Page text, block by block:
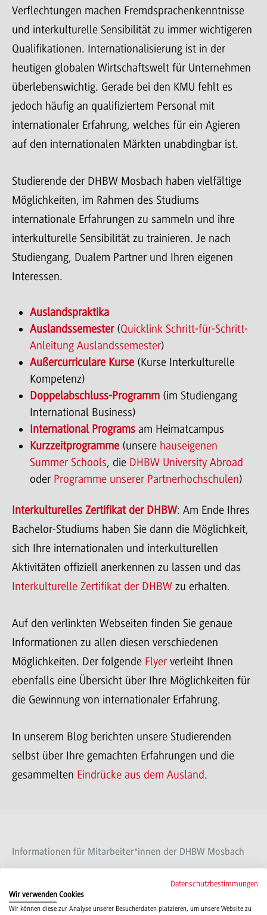
Verflechtungen machen Fremdsprachenkenntnisse
und interkulturelle Sensibilität zu immer wichtigeren
Qualifikationen. Internationalisierung ist in der
heutigen globalen Wirtschaftswelt für Unternehmen
überlebenswichtig. Gerade bei den KMU fehlt es
jedoch häufig an qualifiziertem Personal mit
internationaler Erfahrung, welches für ein Agieren
auf den internationalen Märkten unabdingbar ist.
Studierende der DHBW Mosbach haben vielfältige
Möglichkeiten, im Rahmen des Studiums
internationale Erfahrungen zu sammeln und ihre
interkulturelle Sensibilität zu trainieren. Je nach
Studiengang, Dualem Partner und Ihren eigenen
Interessen.
Auslandspraktika
Auslandssemester(Quicklink Schritt-für-Schritt-
Anleitung Auslandssemester)
Außercurriculare Kurse (Kurse Interkulturelle
Kompetenz)
Doppelabschluss-Programm (im Studiengang
International Business)
International Programs am Heimatcampus
Kurzzeitprogramme (unsere hauseigenen
Summer Schools, die DHBW University Abroad
oder Programme unserer Partnerhochschulen)
Interkulturelles Zertifikat der DHBW: Am Ende Ihres
Bachelor-Studiums haben Sie dann die Möglichkeit,
sich Ihre internationalen und interkulturellen
Aktivitäten offiziell anerkennen zu lassen und das
Interkulturelle Zertifikat der DHBW zu erhalten.
Auf den verlinkten Webseiten finden Sie genaue
Informationen zu allen diesen verschiedenen
Möglichkeiten. Der folgende Flyer verleiht Ihnen
ebenfalls eine Übersicht über Ihre Möglichkeiten für
die Gewinnung von internationaler Erfahrung.
In unserem Blog berichten unsere Studierenden
selbst über Ihre gemachten Erfahrungen und die
gesammelten Eindrücke aus dem Ausland.
Informationen für Mitarbeiter*innen der DHBW Mosbach
der DHBW Mosbach mehr Informationen rund um
die internationalen Aktivitäten der Hochschule.
Datenschutzbestimmungen
Wir verwenden Cookies
Wir können diese zur Analyse unserer Besucherdaten platzieren, um unsere Website zu